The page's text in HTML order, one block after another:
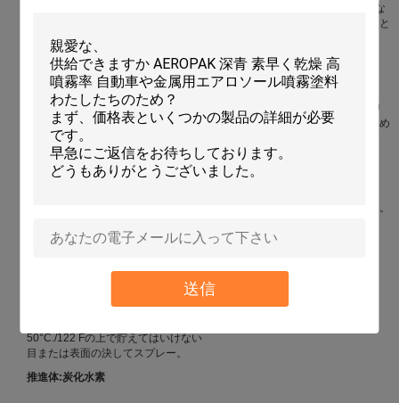
送信
の間置くように霧のコートがして最初のコートにそして90°で働く付加的な
コートを加える。より厚い終わりが要求されたら、余分コート間の少なくと
も1時間を認めなさい。既存のペンキのに常に塗った場合点検の両立性。
きれいにしなさい
ミネラルturpsか一般目的のシンナーとスプレーにきれいにしなさい。より
よい長期保管のために、回転はペンキが出て来ていないまで吹きかかるため
に逆さまにでき。
新聞へのスプレーの要らないプロダクトは無駄になることを気分にさせる。
火か露出した炎の近くで使用してはいけない。
空穴をあけないでり、または焼却処分してはいけない。
50°C./122 Fの上で貯えてはいけない
目または表面の決してスプレー。
推進体:炭化水素